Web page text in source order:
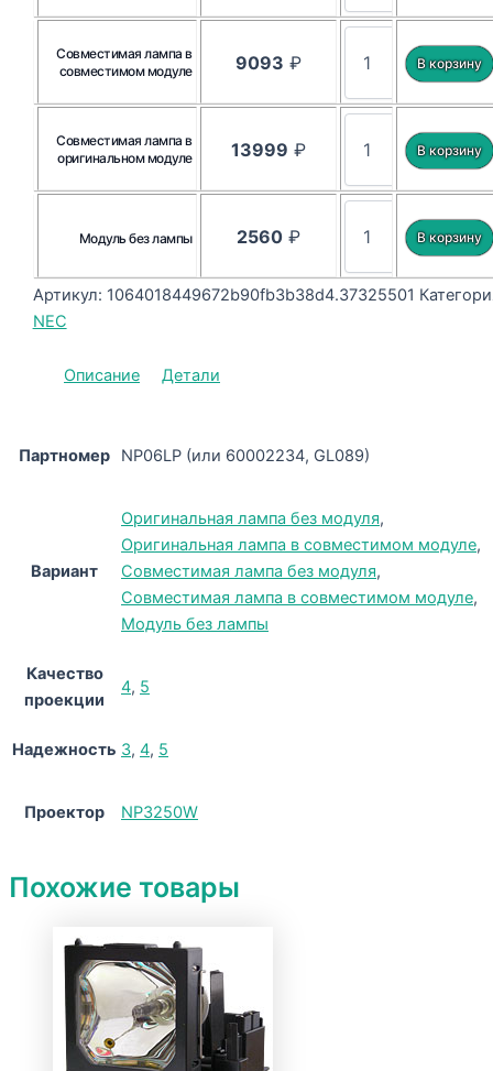
Совместимая лампа в
совместимом модуле
9093 ₽
Совместимая лампа в
оригинальном модуле
13999 ₽
Модуль без лампы 2560₽
Артикул: 1064018449672b90fb3b38d4.37325501
NEC
Описание Детали
Партномер NP06LP (или 60002234, GL089)
Вариант
Оригинальная лампа без модуля,
Оригинальная лампа в совместимом модуле,
Совместимая лампа без модуля,
Совместимая лампа в совместимом модуле,
Модуль без лампы
Качество
проекции
4, 5
Надежность 3, 4, 5
Проектор NP3250W
Похожие товары